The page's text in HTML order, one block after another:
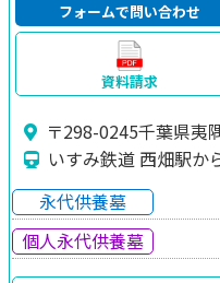
〒298-0245千葉県夷
いすみ鉄道 西畑駅か
永代供養墓
個人永代供養墓
フォームで問い合わせ
資料請求